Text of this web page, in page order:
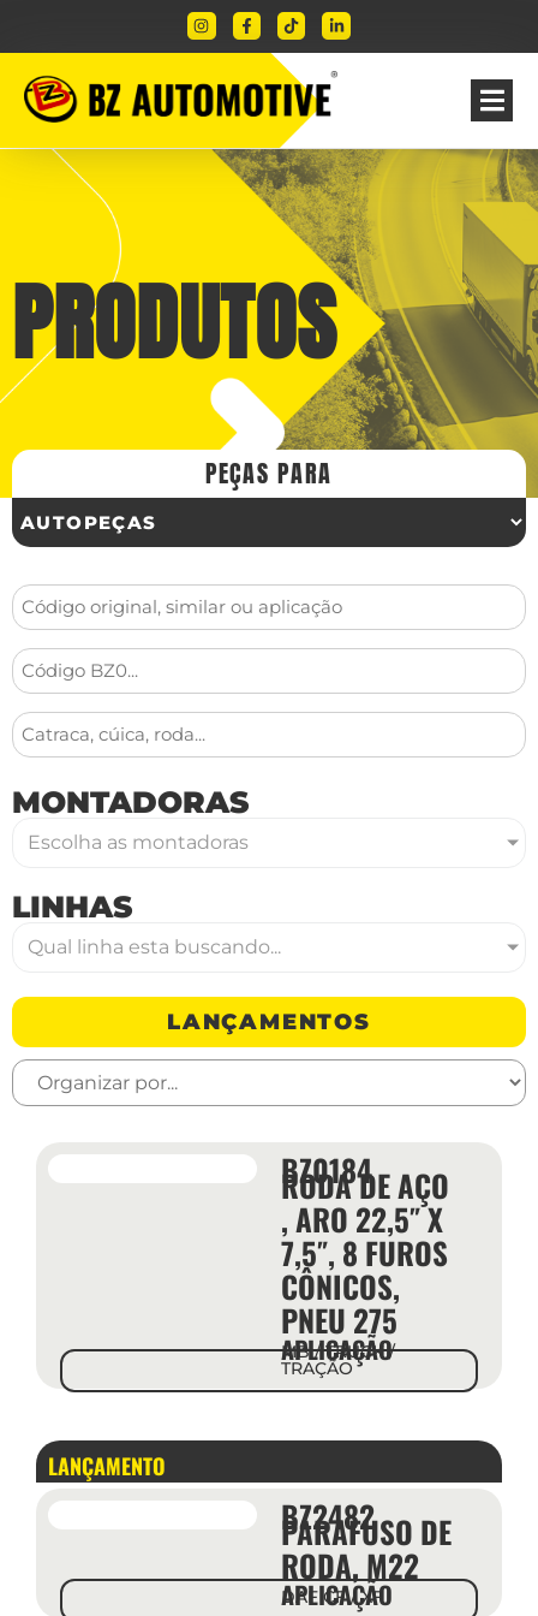
PRODUTOS
PEÇAS PARA
MONTADORAS
Escolha as montadoras
LINHAS
Qual linha esta buscando...
LANÇAMENTOS
BZ0184
RODA DE AÇO
, ARO 22,5″ X
7,5″, 8 FUROS
CÔNICOS,
PNEU 275
APLICAÇÃO
MB / TRUCK /
TRAÇÃO
LANÇAMENTO
BZ2482
PARAFUSO DE
RODA, M22
APLICAÇÃO
DAF CF / XF